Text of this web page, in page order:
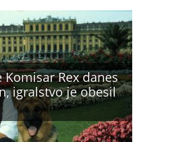
Komisar Rex danes
igralstvo je obesil